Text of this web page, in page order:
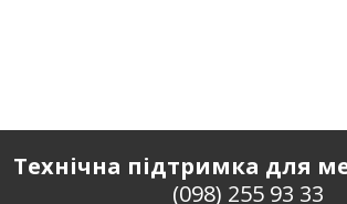
Технічна підтримка для
(098) 255 93 33